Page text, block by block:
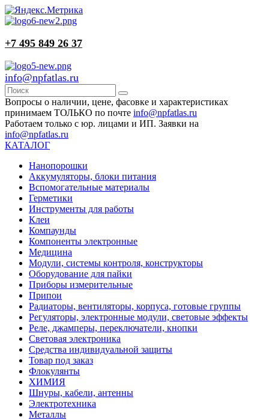
+7 495 849 26 37
info@npfatlas.ru
Вопросы о наличии, цене, фасовке и характеристиках
принимаем ТОЛЬКО по почте info@npfatlas.ru
Работаем только с юр. лицами и ИП. Заявки на
info@npfatlas.ru
КАТАЛОГ
Нанопорошки
Аккумуляторы, блоки питания
Вспомогательные материалы
Герметики
Инструменты для работы
Клеи
Компаунды
Компоненты электронные
Медицина
Модули, системы контроля, конструкторы
Оборудование для пайки
Приборы измерительные
Припои
Радиаторы, вентиляторы, корпуса, готовые группы
Регуляторы, электронные модули, световые эффекты
Реле, джамперы, переключатели, кнопки
Световая электроника
Средства индивидуальной защиты
Товар под заказ
Флокулянты
ХИМИЯ
Шнуры, кабели, антенны
Электротехника
Металлы